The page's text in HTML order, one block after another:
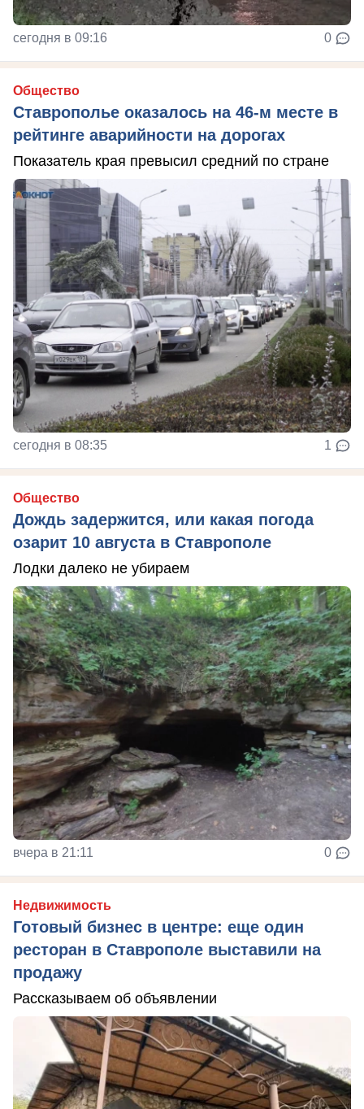
сегодня в 09:16 0
Общество
Ставрополье оказалось на 46-м месте в
рейтинге аварийности на дорогах
Показатель края превысил средний по стране
сегодня в 08:35 1
Общество
Дождь задержится, или какая погода
озарит 10 августа в Ставрополе
Лодки далеко не убираем
вчера в 21:11 0
Недвижимость
Готовый бизнес в центре: еще один
ресторан в Ставрополе выставили на
продажу
Рассказываем об объявлении